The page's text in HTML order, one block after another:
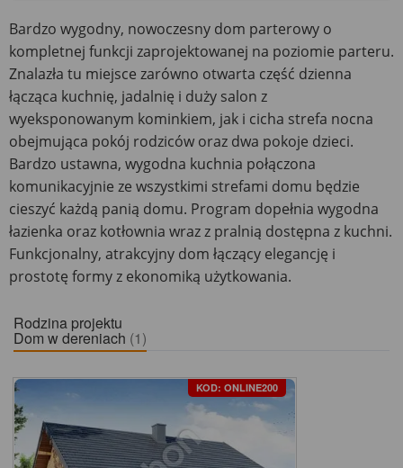
Bardzo wygodny, nowoczesny dom parterowy o
kompletnej funkcji zaprojektowanej na poziomie parteru.
Znalazła tu miejsce zarówno otwarta część dzienna
łącząca kuchnię, jadalnię i duży salon z
wyeksponowanym kominkiem, jak i cicha strefa nocna
obejmująca pokój rodziców oraz dwa pokoje dzieci.
Bardzo ustawna, wygodna kuchnia połączona
komunikacyjnie ze wszystkimi strefami domu będzie
cieszyć każdą panią domu. Program dopełnia wygodna
łazienka oraz kotłownia wraz z pralnią dostępna z kuchni.
Funkcjonalny, atrakcyjny dom łączący elegancję i
prostotę formy z ekonomiką użytkowania.
Rodzina projektu
Dom w dereniach (1)
KOD: ONLINE200